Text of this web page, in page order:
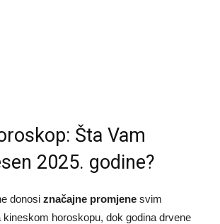
Šta Vam
2025. godine?
donosi značajne promjene svim
horoskopu, dok godina drvene